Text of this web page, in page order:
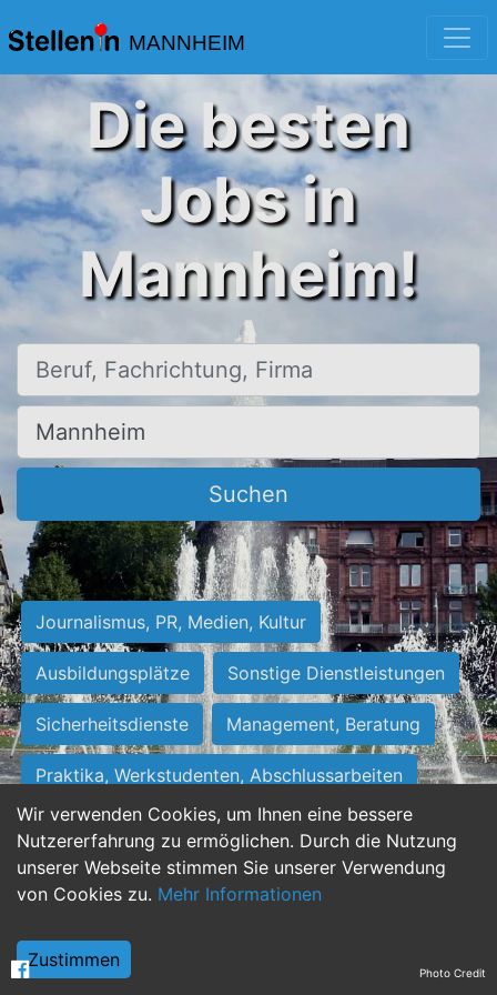
MANNHEIM
Wir verwenden Cookies, um Ihnen eine bessere
Nutzererfahrung zu ermöglichen. Durch die Nutzung
unserer Webseite stimmen Sie unserer Verwendung
von Cookies zu. Mehr Informationen
Zustimmen
Die besten
Jobs in
Mannheim!
Beruf, Fachrichtung, Firma
Ort, Stadt
Suchen
Journalismus, PR, Medien, Kultur
Ausbildungsplätze Sonstige Dienstleistungen
Sicherheitsdienste Management, Beratung
Praktika, Werkstudenten, Abschlussarbeiten
Personalwesen Assistenz, Sekretariat
Hilfskräfte, Aushilfs- und Nebenjobs
Weiterbildung, Studium, duale Ausbildung Photo Credit